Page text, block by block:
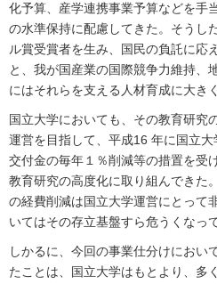
化予算、産学連携事業予算などを手
の水準保持に配慮してきた。そうし
ル賞受賞者を生み、国民の負託に応
と、我が国産業の国際競争力維持、
にはそれらを支える人材育成に大き
国立大学においても、その教育研究
運営を目指して、平成16 年に国立
交付金の毎年１％削減等の措置を受
教育研究の高度化に取り組んできた
の経費削減は国立大学運営にとって
いてはその存立基盤すら危うくなっ
しかるに、今回の事業仕分けにおい
たことは、国立大学はもとより、多